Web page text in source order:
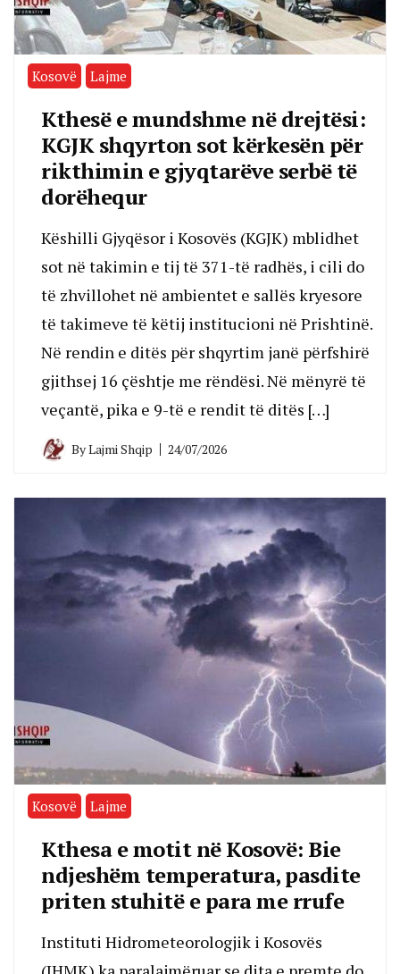
Kosovë Lajme
Kthesë e mundshme në drejtësi:
KGJK shqyrton sot kërkesën për
rikthimin e gjyqtarëve serbë të
dorëhequr
Këshilli Gjyqësor i Kosovës (KGJK) mblidhet
sot në takimin e tij të 371-të radhës, i cili do
të zhvillohet në ambientet e sallës kryesore
të takimeve të këtij institucioni në Prishtinë.
Në rendin e ditës për shqyrtim janë përfshirë
gjithsej 16 çështje me rëndësi. Në mënyrë të
veçantë, pika e 9-të e rendit të ditës […]
ByLajmi Shqip 24/07/2026
Kosovë Lajme
Kthesa e motit në Kosovë: Bie
ndjeshëm temperatura, pasdite
priten stuhitë e para me rrufe
Instituti Hidrometeorologjik i Kosovës